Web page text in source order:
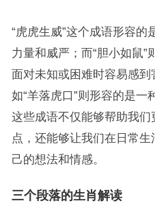
“虎虎生威”这个成语形容的
力量和威严；而“胆小如鼠
面对未知或困难时容易感
如“羊落虎口”则形容的是一
这些成语不仅能够帮助我
点，还能够让我们在日常
己的想法和情感。
三个段落的生肖解读